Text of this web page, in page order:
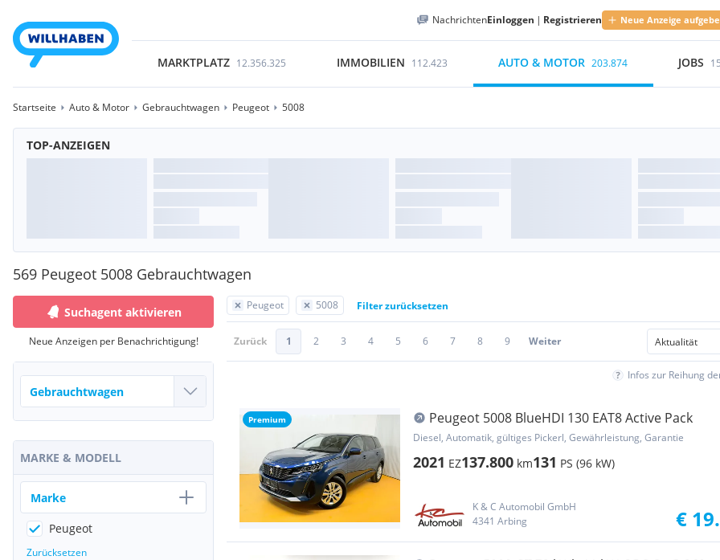
NachrichtenEinloggen | Registrieren Neue Anzeige
MARKTPLATZ 12.356.325 IMMOBILIEN 112.423 AUTO & MOTOR 203.874 JOBS
Startseite Auto & Motor Gebrauchtwagen Peugeot 5008
TOP-ANZEIGEN
569 Peugeot 5008 Gebrauchtwagen
Peugeot 5008 Filter zurücksetzen
Zurück 1 2 3 4 5 6 7 8 9 Weiter
Infos zur Reihung
Premium Peugeot 5008 BlueHDI 130 EAT8 Active Pack
Diesel, Automatik, gültiges Pickerl, Gewährleistung, Garantie
2021 EZ137.800 km131 PS (96 kW)
K & C Automobil GmbH
4341 Arbing
€
Suchagent aktivieren
Neue Anzeigen per Benachrichtigung!
MARKE & MODELL
Marke
Peugeot
Zurücksetzen